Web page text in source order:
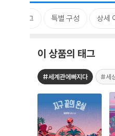
태그 특별 구성 상세
이 상품의 태그
#세계관에빠지다 #세